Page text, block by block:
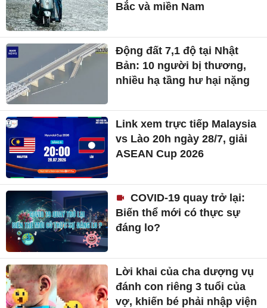
Bắc và miền Nam
Động đất 7,1 độ tại Nhật
Bản: 10 người bị thương,
nhiều hạ tầng hư hại nặng
Link xem trực tiếp Malaysia
vs Lào 20h ngày 28/7, giải
ASEAN Cup 2026
COVID-19 quay trở lại:
Biến thể mới có thực sự
đáng lo?
Lời khai của cha dượng vụ
đánh con riêng 3 tuổi của
vợ, khiến bé phải nhập viện